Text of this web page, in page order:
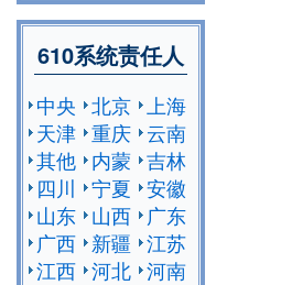
610系统责任人
中央 北京
上海
天津 重庆 云南
其他 内蒙 吉林
四川
宁夏 安徽
山东 山西
广东
广西 新疆 江苏
江西 河北 河南